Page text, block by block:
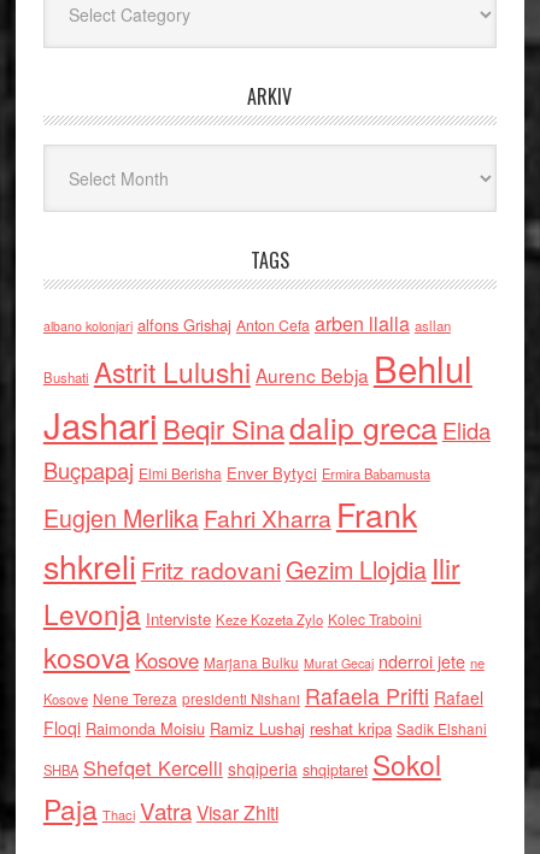
ARKIV
TAGS
albano kolonjari alfons Grishaj Anton Cefa arben llalla asllan
Bushati Astrit Lulushi Aurenc Bebja Behlul
Jashari Beqir Sinadalip grecaElida
Buçpapaj Elmi Berisha Enver Bytyci Ermira Babamusta
Eugjen MerlikaFahri Xharra Frank
shkreli Fritz radovaniGezim Llojdia Ilir
Levonja Interviste Keze Kozeta Zylo Kolec Traboini
kosova Kosove Marjana Bulku Murat Gecaj nderroi jete ne
Kosove Nene Tereza presidenti Nishani Rafaela Prifti Rafael
Floqi Raimonda Moisiu Ramiz Lushaj reshat kripa Sadik Elshani
SHBA Shefqet Kercelli shqiperia shqiptaret Sokol
Paja Thaci VatraVisar Zhiti